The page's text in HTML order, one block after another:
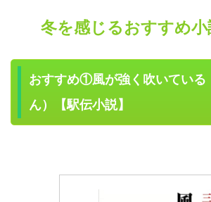
冬を感じるおすすめ小
おすすめ①風が強く吹いている
ん）【駅伝小説】